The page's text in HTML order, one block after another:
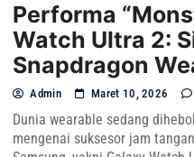
Performa
Watch Ultra 2:
Snapdragon
Admin Maret 10, 2026
Dunia wearable sedang
mengenai suksesor jam